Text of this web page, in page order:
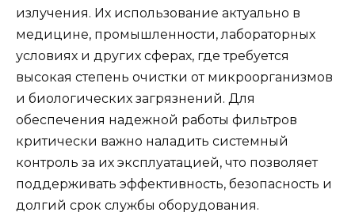
излучения. Их использование актуально в
медицине, промышленности, лабораторных
условиях и других сферах, где требуется
высокая степень очистки от микроорганизмов
и биологических загрязнений. Для
обеспечения надежной работы фильтров
критически важно наладить системный
контроль за их эксплуатацией, что позволяет
поддерживать эффективность, безопасность и
долгий срок службы оборудования.